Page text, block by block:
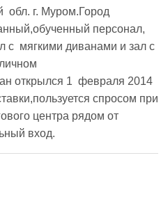
обл. г. Муром.Город
персонал,
с  мягкими диванами и зал с
открылся 1  февраля 2014
спросом при
центра рядом от
вход.